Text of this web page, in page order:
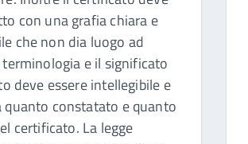
con una grafia chiara e
che non dia luogo ad
e il significato
deve essere intellegibile e
quanto constatato e quanto
certificato. La legge